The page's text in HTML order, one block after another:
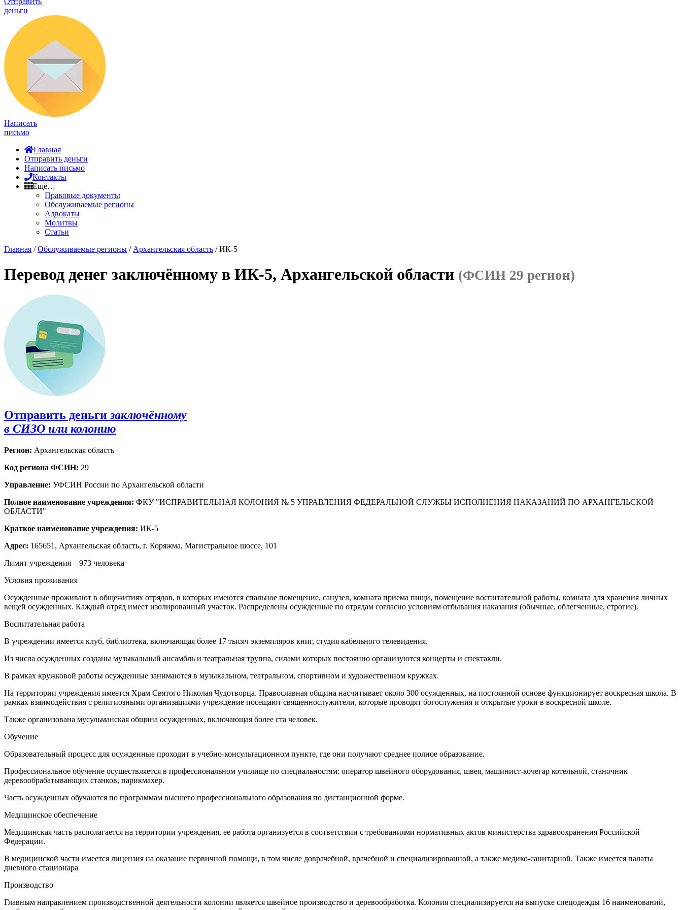
деньги
Написать
письмо
Главная
Отправить деньги
Написать письмо
Контакты
Ещё…
Правовые документы
Обслуживаемые регионы
Адвокаты
Молитвы
Статьи
Главная /Обслуживаемые регионы / Архангельская область / ИК-5
Перевод денег заключённому в ИК-5, Архангельской области (ФСИН 29 регион)
Отправить деньги заключённому
в СИЗО или колонию
Регион: Архангельская область
Код региона ФСИН: 29
Управление: УФСИН России по Архангельской области
Полное наименование учреждения: ФКУ "ИСПРАВИТЕЛЬНАЯ КОЛОНИЯ № 5 УПРАВЛЕНИЯ ФЕДЕРАЛЬНОЙ СЛУЖБЫ ИСПОЛНЕНИЯ НАКАЗАНИЙ ПО АРХАНГЕЛЬСКОЙ
ОБЛАСТИ"
Краткое наименование учреждения: ИК-5
Адрес: 165651, Архангельская область, г. Коряжма, Магистральное шоссе, 101
Лимит учреждения – 973 человека
Условия проживания
Осужденные проживают в общежитиях отрядов, в которых имеются спальное помещение, санузел, комната приема пищи, помещение воспитательной работы, комната для хранения личных
вещей осужденных. Каждый отряд имеет изолированный участок. Распределены осужденные по отрядам согласно условиям отбывания наказания (обычные, облегченные, строгие).
Воспитательная работа
В учреждении имеется клуб, библиотека, включающая более 17 тысяч экземпляров книг, студия кабельного телевидения.
Из числа осужденных созданы музыкальный ансамбль и театральная труппа, силами которых постоянно организуются концерты и спектакли.
В рамках кружковой работы осужденные занимаются в музыкальном, театральном, спортивном и художественном кружках.
На территории учреждения имеется Храм Святого Николая Чудотворца. Православная община насчитывает около 300 осужденных, на постоянной основе функционирует воскресная школа. В
рамках взаимодействия с религиозными организациями учреждение посещают священнослужители, которые проводят богослужения и открытые уроки в воскресной школе.
Также организована мусульманская община осужденных, включающая более ста человек.
Обучение
Образовательный процесс для осужденные проходит в учебно-консультационном пункте, где они получают среднее полное образование.
Профессиональное обучение осуществляется в профессиональном училище по специальностям: оператор швейного оборудования, швея, машинист-кочегар котельной, станочник
деревообрабатывающих станков, парикмахер.
Часть осужденных обучаются по программам высшего профессионального образования по дистанционной форме.
Медицинское обеспечение
Медицинская часть располагается на территории учреждения, ее работа организуется в соответствии с требованиями нормативных актов министерства здравоохранения Российской
Федерации.
В медицинской части имеется лицензия на оказание первичной помощи, в том числе доврачебной, врачебной и специализированной, а также медико-санитарной. Также имеется палаты
дневного стационара
Производство
Главным направлением производственной деятельности колонии является швейное производство и деревообработка. Колония специализируется на выпуске спецодежды 16 наименований,